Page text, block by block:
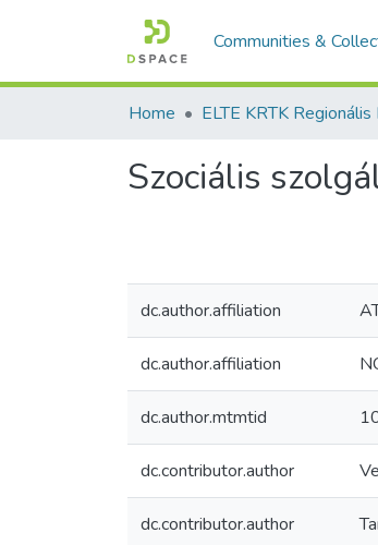
Communities &
Home
Szociális
dc.author.affiliation
dc.author.affiliation
dc.author.mtmtid
dc.contributor.author
dc.contributor.author